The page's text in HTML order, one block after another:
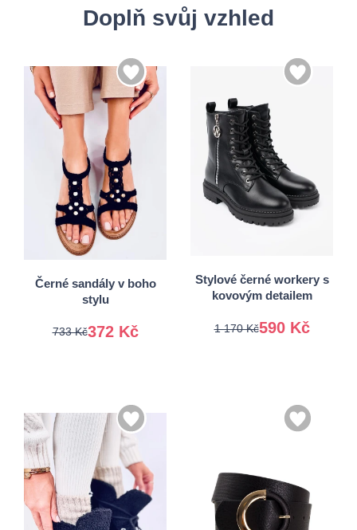
Doplň svůj vzhled
Černé sandály v boho
stylu
372 Kč
733 Kč
38
Stylové černé workery s
kovovým detailem
590 Kč
1 170 Kč
36 37
38 39